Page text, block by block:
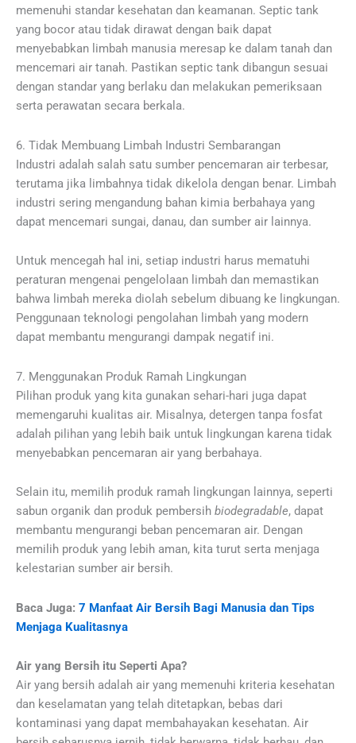
memenuhi standar kesehatan dan keamanan. Septic tank
yang bocor atau tidak dirawat dengan baik dapat
menyebabkan limbah manusia meresap ke dalam tanah dan
mencemari air tanah. Pastikan septic tank dibangun sesuai
dengan standar yang berlaku dan melakukan pemeriksaan
serta perawatan secara berkala.
6. Tidak Membuang Limbah Industri Sembarangan
Industri adalah salah satu sumber pencemaran air terbesar,
terutama jika limbahnya tidak dikelola dengan benar. Limbah
industri sering mengandung bahan kimia berbahaya yang
dapat mencemari sungai, danau, dan sumber air lainnya.
Untuk mencegah hal ini, setiap industri harus mematuhi
peraturan mengenai pengelolaan limbah dan memastikan
bahwa limbah mereka diolah sebelum dibuang ke lingkungan.
Penggunaan teknologi pengolahan limbah yang modern
dapat membantu mengurangi dampak negatif ini.
7. Menggunakan Produk Ramah Lingkungan
Pilihan produk yang kita gunakan sehari-hari juga dapat
memengaruhi kualitas air. Misalnya, detergen tanpa fosfat
adalah pilihan yang lebih baik untuk lingkungan karena tidak
menyebabkan pencemaran air yang berbahaya.
Selain itu, memilih produk ramah lingkungan lainnya, seperti
sabun organik dan produk pembersih biodegradable, dapat
membantu mengurangi beban pencemaran air. Dengan
memilih produk yang lebih aman, kita turut serta menjaga
kelestarian sumber air bersih.
Baca Juga: 7 Manfaat Air Bersih Bagi Manusia dan Tips
Menjaga Kualitasnya
Air yang Bersih itu Seperti Apa?
Air yang bersih adalah air yang memenuhi kriteria kesehatan
dan keselamatan yang telah ditetapkan, bebas dari
kontaminasi yang dapat membahayakan kesehatan. Air